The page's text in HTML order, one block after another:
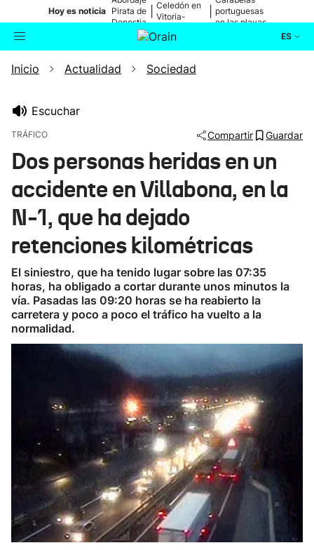
Hoy es noticia Pirata de
Donostia
Celedón en
Vitoria-
portuguesas
en las playas
ES
Buscador Actualidad
Ikusmiran
Eguraldia
Inicio Actualidad Sociedad
Escuchar
TRÁFICO Compartir Guardar
Dos personas heridas en un
accidente en Villabona, en la
N-1, que ha dejado
retenciones kilométricas
El siniestro, que ha tenido lugar sobre las 07:35
horas, ha obligado a cortar durante unos minutos la
vía. Pasadas las 09:20 horas se ha reabierto la
carretera y poco a poco el tráfico ha vuelto a la
normalidad.